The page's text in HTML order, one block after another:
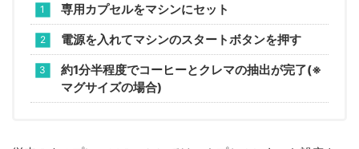
専用カプセルをマシンにセット
電源を入れてマシンのスタートボタンを押す
約1分半程度でコーヒーとクレマの抽出が完了(※
マグサイズの場合)